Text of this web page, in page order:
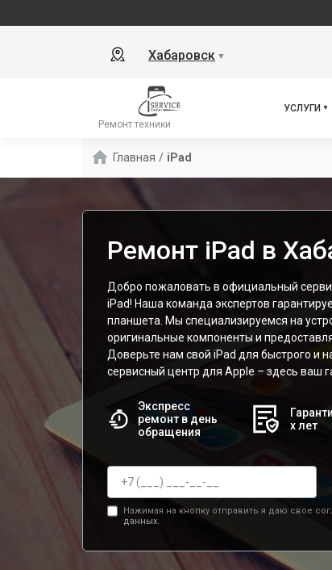
Хабаровск ▼
Ремонт техники
УСЛУГИ
Главная / iPad
Ремонт iPad в
Добро пожаловать в официальный
iPad! Наша команда экспертов
планшета. Мы специализируемся на
оригинальные компоненты и
Доверьте нам свой iPad для быстрого и
сервисный центр для Apple – здесь ваш
Экспресс
ремонт в день
обращения
х лет
Нажимая на кнопку отправить я даю свое
данных.